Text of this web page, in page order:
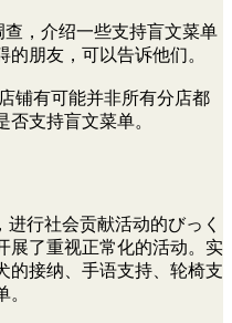
，介绍一些支持盲文菜单
朋友，可以告诉他们。
铺有可能并非所有分店都
支持盲文菜单。
进行社会贡献活动的びっく
展了重视正常化的活动。实
的接纳、手语支持、轮椅支